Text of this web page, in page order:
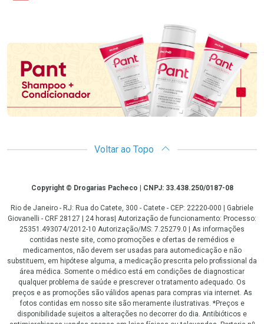
Promoção em Destaque
Voltar ao Topo
CopyrightCopyright © Drogarias Pacheco | CNPJ: 33.438.250/0187-08
Rio de Janeiro - RJ: Rua do Catete, 300 - Catete - CEP: 22220-000 | Gabriele
Giovanelli - CRF 28127 | 24 horas| Autorização de funcionamento: Processo:
25351.493074/2012-10 Autorização/MS: 7.25279.0 | As informações
contidas neste site, como promoções e ofertas de remédios e
medicamentos, não devem ser usadas para automedicação e não
substituem, em hipótese alguma, a medicação prescrita pelo profissional da
área médica. Somente o médico está em condições de diagnosticar
qualquer problema de saúde e prescrever o tratamento adequado. Os
preços e as promoções são válidos apenas para compras via internet. As
fotos contidas em nosso site são meramente ilustrativas. *Preços e
disponibilidade sujeitos a alterações no decorrer do dia. Antibióticos e